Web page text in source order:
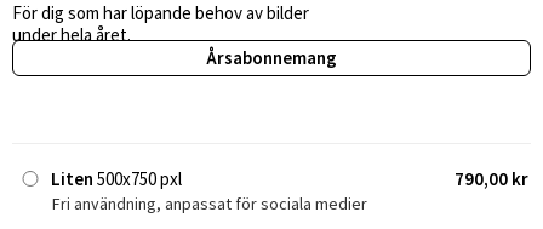
För dig som har löpande behov av bilder
under hela året.
Årsabonnemang
Liten 500x750 pxl 790,00 kr
Fri användning, anpassat för sociala medier